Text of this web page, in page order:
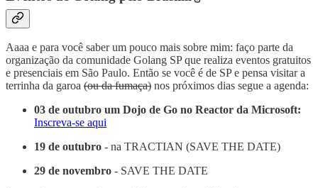
Aaaa e para você saber um pouco mais sobre mim: faço parte da
organização da comunidade Golang SP que realiza eventos gratuitos
e presenciais em São Paulo. Então se você é de SP e pensa visitar a
terrinha da garoa (ou da fumaça) nos próximos dias segue a agenda:
03 de outubro um Dojo de Go no Reactor da Microsoft:
Inscreva-se aqui
19 de outubro - na TRACTIAN (SAVE THE DATE)
29 de novembro - SAVE THE DATE